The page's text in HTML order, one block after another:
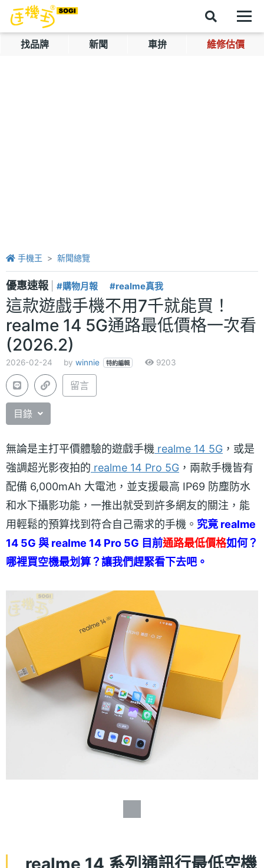
找品牌 新聞 車拚 維修估價
手機王 新聞總覽
優惠速報 #購物月報 #realme真我
這款遊戲手機不用7千就能買！
realme 14 5G通路最低價格一次看
(2026.2)
2026-02-24 by winnie 特約編輯 9203
留言
目錄
無論是主打平價體驗的遊戲手機 realme 14 5G ，或是
強調超光影夜拍的 realme 14 Pro 5G ，兩款手機皆有
配備 6,000mAh 大電池，並支援最高 IP69 防塵防水
和水下攝影功能，一推出就受到許多網友的關注，能
用輕鬆的預算找到符合自己需求的手機。 究竟 realme
14 5G 與 realme 14 Pro 5G 目前通路最低價格如何？
哪裡買空機最划算？讓我們趕緊看下去吧。
realme 14 系列通訊行最低空機